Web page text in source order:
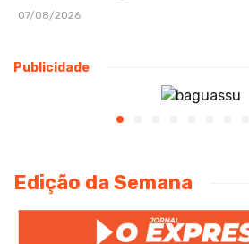
07/08/2026
Publicidade
Edição da Semana